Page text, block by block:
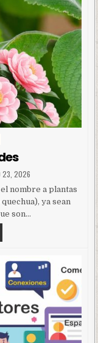
23, 2026
nombre a plantas
ya sean
son…